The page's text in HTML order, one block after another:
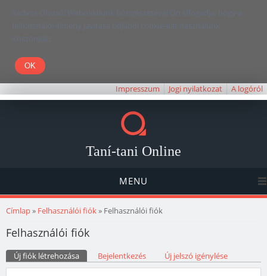
Kedves Olvasó! Weboldalunk böngészésével Ön elfogadja, hogy a
felhasználói élmény javítása céljából cookie-kat használunk.
Köszönjük!
Impresszum Jogi nyilatkozat A logóról
Taní-tani Online
MENU
Jelenlegi hely
Címlap» Felhasználói fiók» Felhasználói fiók
Felhasználói fiók
Elsődleges fülek
Új fiók létrehozása (aktív fül)Bejelentkezés Új jelszó igénylése